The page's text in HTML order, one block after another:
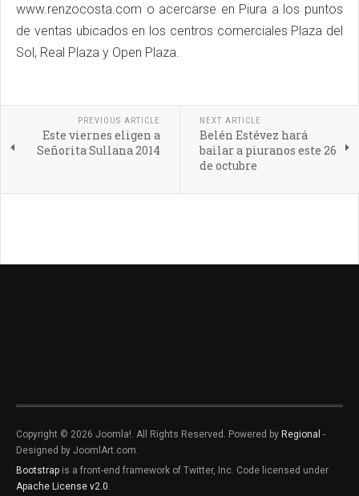
www.renzocosta.com o acercarse en Piura a los puntos
de ventas ubicados en los centros comerciales Plaza del
Sol, Real Plaza y Open Plaza.
PREVIOUS ARTICLE
Este viernes eligen a
Señorita Sullana 2014
NEXT ARTICLE
Belén Estévez hará
bailar a piuranos este 26
de octubre
Copyright © 2026 Joomla!. All Rights Reserved. Powered by Regional -
Designed by JoomlArt.com.
Bootstrap is a front-end framework of Twitter, Inc. Code licensed under
Apache License v2.0